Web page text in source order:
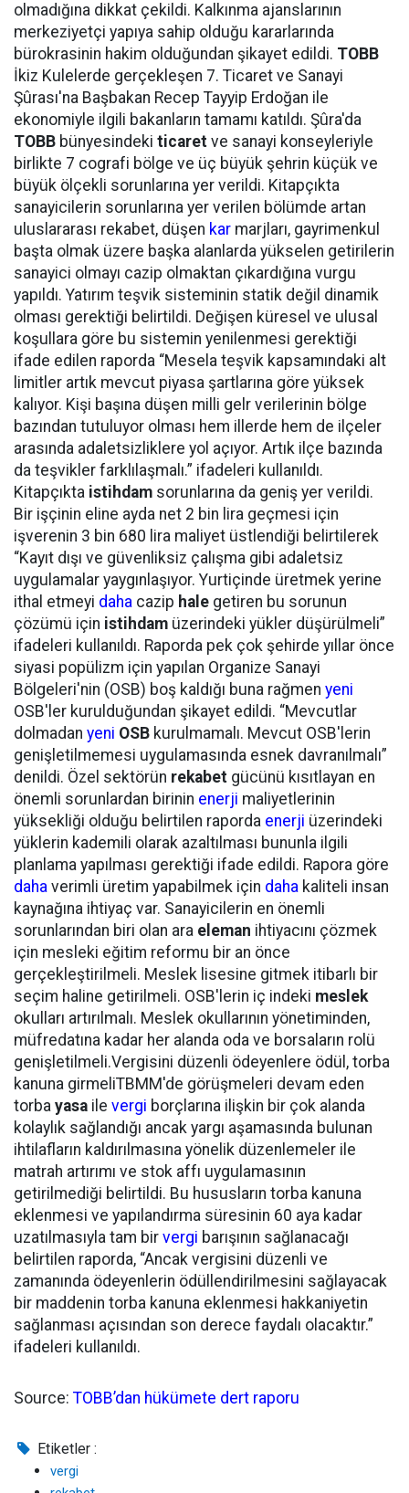
olmadığına dikkat çekildi. Kalkınma ajanslarının
merkeziyetçi yapıya sahip olduğu kararlarında
bürokrasinin hakim olduğundan şikayet edildi. TOBB
İkiz Kulelerde gerçekleşen 7. Ticaret ve Sanayi
Şûrası'na Başbakan Recep Tayyip Erdoğan ile
ekonomiyle ilgili bakanların tamamı katıldı. Şûra'da
TOBB bünyesindeki ticaret ve sanayi konseyleriyle
birlikte 7 cografi bölge ve üç büyük şehrin küçük ve
büyük ölçekli sorunlarına yer verildi. Kitapçıkta
sanayicilerin sorunlarına yer verilen bölümde artan
uluslararası rekabet, düşen kar marjları, gayrimenkul
başta olmak üzere başka alanlarda yükselen getirilerin
sanayici olmayı cazip olmaktan çıkardığına vurgu
yapıldı. Yatırım teşvik sisteminin statik değil dinamik
olması gerektiği belirtildi. Değişen küresel ve ulusal
koşullara göre bu sistemin yenilenmesi gerektiği
ifade edilen raporda “Mesela teşvik kapsamındaki alt
limitler artık mevcut piyasa şartlarına göre yüksek
kalıyor. Kişi başına düşen milli gelr verilerinin bölge
bazından tutuluyor olması hem illerde hem de ilçeler
arasında adaletsizliklere yol açıyor. Artık ilçe bazında
da teşvikler farklılaşmalı.” ifadeleri kullanıldı.
Kitapçıkta istihdam sorunlarına da geniş yer verildi.
Bir işçinin eline ayda net 2 bin lira geçmesi için
işverenin 3 bin 680 lira maliyet üstlendiği belirtilerek
“Kayıt dışı ve güvenliksiz çalışma gibi adaletsiz
uygulamalar yaygınlaşıyor. Yurtiçinde üretmek yerine
ithal etmeyi daha cazip hale getiren bu sorunun
çözümü için istihdam üzerindeki yükler düşürülmeli”
ifadeleri kullanıldı. Raporda pek çok şehirde yıllar önce
siyasi popülizm için yapılan Organize Sanayi
Bölgeleri'nin (OSB) boş kaldığı buna rağmen yeni
OSB'ler kurulduğundan şikayet edildi. “Mevcutlar
dolmadan yeni OSB kurulmamalı. Mevcut OSB'lerin
genişletilmemesi uygulamasında esnek davranılmalı”
denildi. Özel sektörün rekabet gücünü kısıtlayan en
önemli sorunlardan birinin enerji maliyetlerinin
yüksekliği olduğu belirtilen raporda enerji üzerindeki
yüklerin kademili olarak azaltılması bununla ilgili
planlama yapılması gerektiği ifade edildi. Rapora göre
daha verimli üretim yapabilmek için daha kaliteli insan
kaynağına ihtiyaç var. Sanayicilerin en önemli
sorunlarından biri olan ara eleman ihtiyacını çözmek
için mesleki eğitim reformu bir an önce
gerçekleştirilmeli. Meslek lisesine gitmek itibarlı bir
seçim haline getirilmeli. OSB'lerin iç indeki meslek
okulları artırılmalı. Meslek okullarının yönetiminden,
müfredatına kadar her alanda oda ve borsaların rolü
genişletilmeli.Vergisini düzenli ödeyenlere ödül, torba
kanuna girmeliTBMM'de görüşmeleri devam eden
torba yasa ile vergi borçlarına ilişkin bir çok alanda
kolaylık sağlandığı ancak yargı aşamasında bulunan
ihtilafların kaldırılmasına yönelik düzenlemeler ile
matrah artırımı ve stok affı uygulamasının
getirilmediği belirtildi. Bu hususların torba kanuna
eklenmesi ve yapılandırma süresinin 60 aya kadar
uzatılmasıyla tam bir vergi barışının sağlanacağı
belirtilen raporda, “Ancak vergisini düzenli ve
zamanında ödeyenlerin ödüllendirilmesini sağlayacak
bir maddenin torba kanuna eklenmesi hakkaniyetin
sağlanması açısından son derece faydalı olacaktır.”
ifadeleri kullanıldı.
Source: TOBB’dan hükümete dert raporu
Etiketler :
vergi